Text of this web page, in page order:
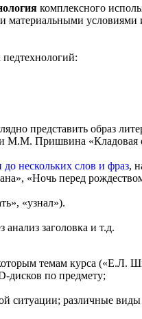
комплексного
условиями
представить образ
М.М. Пришвина «Кладовая
нескольких слов и фраз,
«Ночь перед
«узнал»).
заголовка и т.д.
темам курса («Е.Л.
дисков по предмету;
ситуации; различные виды